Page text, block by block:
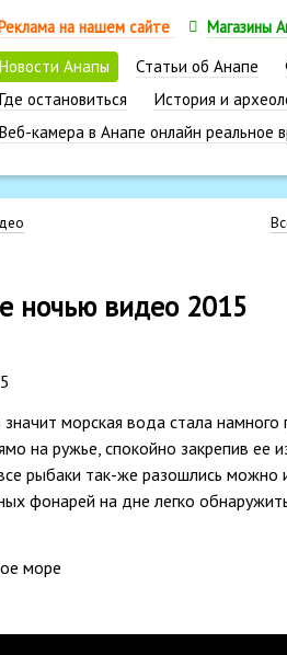
на нашем сайте Магазины
Новости Анапы
Статьи об Анапе
Где остановиться
История и
Веб-камера в Анапе онлайн реальное
ночью видео 2015
морская вода стала
на ружье, спокойно закрепив ее
рыбаки так-же разошлись
фонарей на дне легко
море